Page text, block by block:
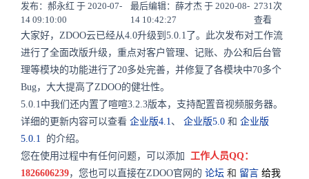
发布：郝永红 于 2020-07-
14 09:10:00
最后编辑：薛才杰 于 2020-08-
14 10:42:27
2731次
查看
大家好，ZDOO云已经从4.0升级到5.0.1了。此次发布对工作流
进行了全面改版升级，重点对客户管理、记账、办公和后台管
理等模块的功能进行了20多处完善，并修复了各模块中70多个
Bug，大大提高了ZDOO的健壮性。
5.0.1中我们还内置了喧喧3.2.3版本，支持配置音视频服务器。
详细的更新内容可以查看 企业版4.1、 企业版5.0 和 企业版
5.0.1
的介绍。
您在使用过程中有任何问题，可以添加 工作人员QQ：
1826606239，您也可以直接在ZDOO官网的 论坛 和 留言 给我